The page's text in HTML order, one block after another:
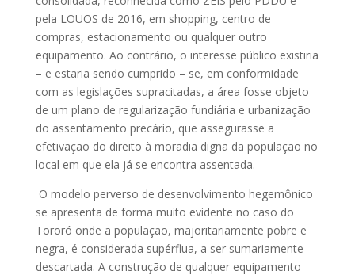
pela LOUOS de 2016, em shopping, centro de
compras, estacionamento ou qualquer outro
equipamento. Ao contrário, o interesse público existiria
– e estaria sendo cumprido – se, em conformidade
com as legislações supracitadas, a área fosse objeto
de um plano de regularização fundiária e urbanização
do assentamento precário, que assegurasse a
efetivação do direito à moradia digna da população no
local em que ela já se encontra assentada.
O modelo perverso de desenvolvimento hegemônico
se apresenta de forma muito evidente no caso do
Tororó onde a população, majoritariamente pobre e
negra, é considerada supérflua, a ser sumariamente
descartada. A construção de qualquer equipamento